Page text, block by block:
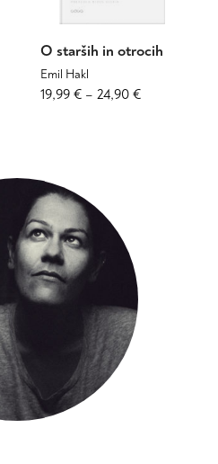
O starših in otrocih
Emil Hakl
19,99 € – 24,90 €Cenovni
Ta